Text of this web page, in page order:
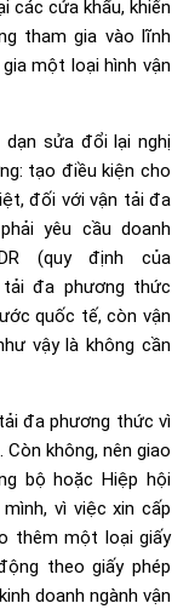
các cửa khẩu, khiến
tham gia vào lĩnh
một loại hình vận
dạn sửa đổi lại nghị
tạo điều kiện cho
đối với vận tải đa
yêu cầu doanh
(quy định của
tải đa phương thức
quốc tế, còn vận
vậy là không cần
đa phương thức vì
không, nên giao
bộ hoặc Hiệp hội
vì việc xin cấp
thêm một loại giấy
theo giấy phép
doanh ngành vận